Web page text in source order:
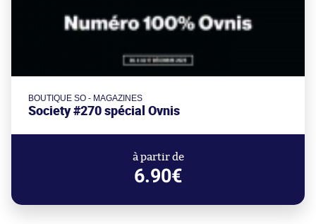
BOUTIQUE SO - MAGAZINES
Society #270 spécial Ovnis
à partir de
6.90€